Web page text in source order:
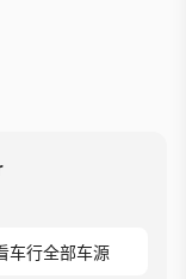
车行全部车源